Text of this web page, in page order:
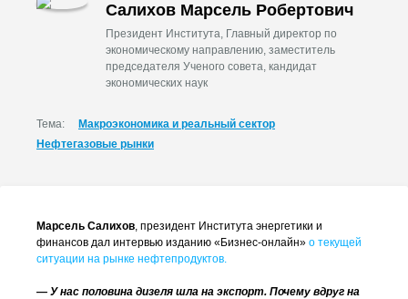
Салихов Марсель Робертович
Президент Института, Главный директор по
экономическому направлению, заместитель
председателя Ученого совета, кандидат
экономических наук
Тема:
Макроэкономика и реальный сектор
Нефтегазовые рынки
Марсель Салихов, президент Института энергетики и
финансов дал интервью изданию «Бизнес-онлайн» о текущей
ситуации на рынке нефтепродуктов.
— У нас половина дизеля шла на экспорт. Почему вдруг на